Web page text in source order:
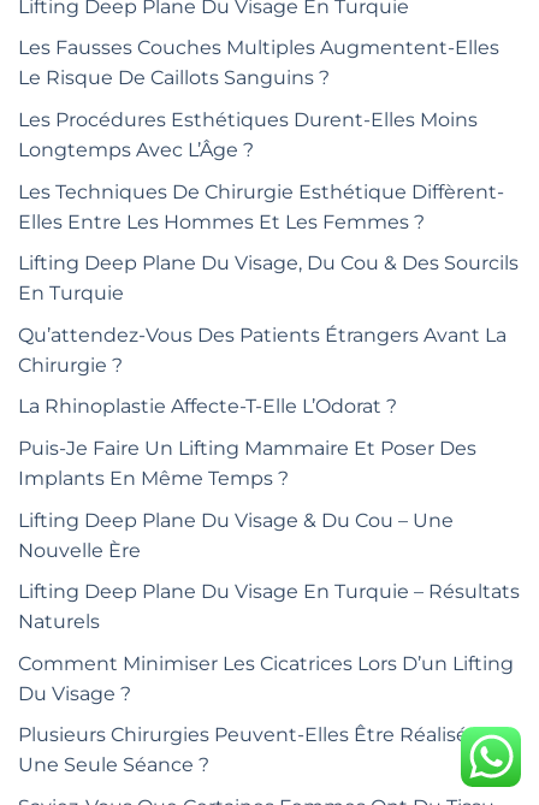
Lifting Deep Plane Du Visage En Turquie
Les Fausses Couches Multiples Augmentent-Elles
Le Risque De Caillots Sanguins ?
Les Procédures Esthétiques Durent-Elles Moins
Longtemps Avec L’Âge ?
Les Techniques De Chirurgie Esthétique Diffèrent-
Elles Entre Les Hommes Et Les Femmes ?
Lifting Deep Plane Du Visage, Du Cou & Des Sourcils
En Turquie
Qu’attendez-Vous Des Patients Étrangers Avant La
Chirurgie ?
La Rhinoplastie Affecte-T-Elle L’Odorat ?
Puis-Je Faire Un Lifting Mammaire Et Poser Des
Implants En Même Temps ?
Lifting Deep Plane Du Visage & Du Cou – Une
Nouvelle Ère
Lifting Deep Plane Du Visage En Turquie – Résultats
Naturels
Comment Minimiser Les Cicatrices Lors D’un Lifting
Du Visage ?
Plusieurs Chirurgies Peuvent-Elles Être Réalisées En
Une Seule Séance ?